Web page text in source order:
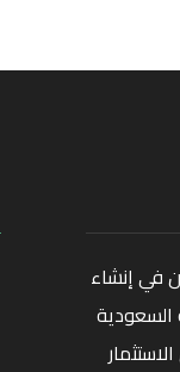
في إنشاء
السعودية